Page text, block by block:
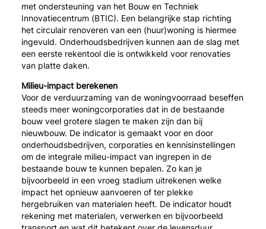
met ondersteuning van het Bouw en Techniek
Innovatiecentrum (BTIC). Een belangrijke stap richting
het circulair renoveren van een (huur)woning is hiermee
ingevuld. Onderhoudsbedrijven kunnen aan de slag met
een eerste rekentool die is ontwikkeld voor renovaties
van platte daken.
Milieu-impact berekenen
Voor de verduurzaming van de woningvoorraad beseffen
steeds meer woningcorporaties dat in de bestaande
bouw veel grotere slagen te maken zijn dan bij
nieuwbouw. De indicator is gemaakt voor en door
onderhoudsbedrijven, corporaties en kennisinstellingen
om de integrale milieu-impact van ingrepen in de
bestaande bouw te kunnen bepalen. Zo kan je
bijvoorbeeld in een vroeg stadium uitrekenen welke
impact het opnieuw aanvoeren of ter plekke
hergebruiken van materialen heeft. De indicator houdt
rekening met materialen, verwerken en bijvoorbeeld